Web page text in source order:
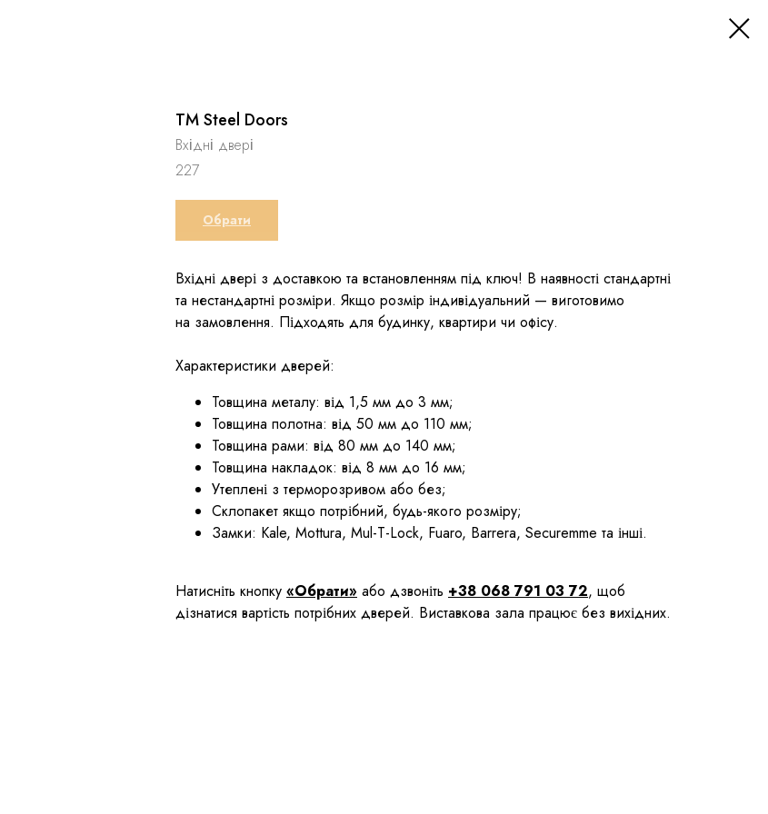
TM Steel Doors
Вхідні двері
227
Обрати
Вхідні двері з доставкою та встановленням під ключ! В наявності стандартні
та нестандартні розміри. Якщо розмір індивідуальний — виготовимо
на замовлення. Підходять для будинку, квартири чи офісу.
Характеристики дверей:
Товщина металу: від 1,5 мм до 3 мм;
Товщина полотна: від 50 мм до 110 мм;
Товщина рами: від 80 мм до 140 мм;
Товщина накладок: від 8 мм до 16 мм;
Утеплені з терморозривом або без;
Склопакет якщо потрібний, будь-якого розміру;
Замки: Kale, Mottura, Mul-T-Lock, Fuaro, Barrera, Securemme та інші.
Натисніть кнопку «Обрати» або дзвоніть +38 068 791 03 72, щоб
дізнатися вартість потрібних дверей. Виставкова зала працює без вихідних.